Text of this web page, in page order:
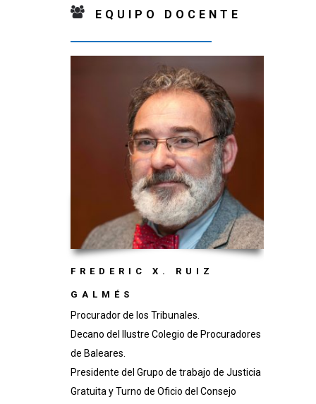
EQUIPO DOCENTE
FREDERIC X. RUIZ
GALMÉS
Procurador de los Tribunales.
Decano del Ilustre Colegio de Procuradores
de Baleares.
Presidente del Grupo de trabajo de Justicia
Gratuita y Turno de Oficio del Consejo